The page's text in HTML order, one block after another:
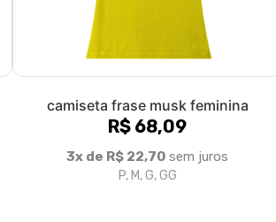
camiseta frase musk feminina
R$ 68,09
3x de R$ 22,70 sem juros
P, M, G, GG